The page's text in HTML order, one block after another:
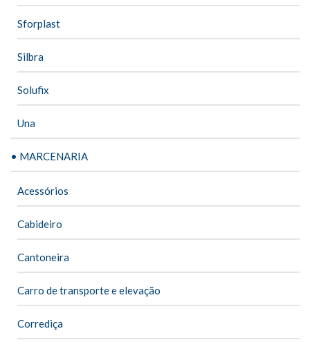
Sforplast
Silbra
Solufix
Una
• MARCENARIA
Acessórios
Cabideiro
Cantoneira
Carro de transporte e elevação
Corrediça